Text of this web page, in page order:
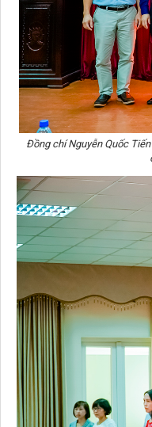
Đồng chí Nguyễn Quốc